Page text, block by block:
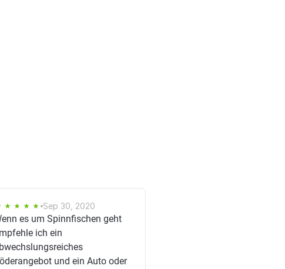
Sep 30, 2020
es um Spinnfischen geht
ich ein
und ein Auto oder